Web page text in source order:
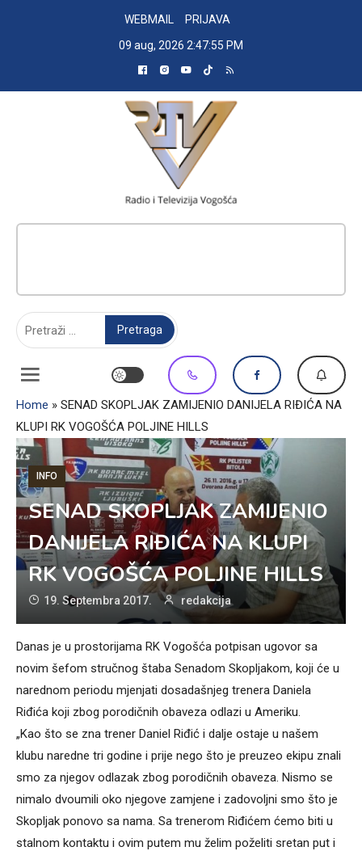
WEBMAIL
PRIJAVA
09 aug, 2026 2:47:56 PM
Home » SENAD SKOPLJAK ZAMIJENIO DANIJELA RIĐIĆA NA
KLUPI RK VOGOŠĆA POLJINE HILLS
INFO
SENAD SKOPLJAK ZAMIJENIO
DANIJELA RIĐIĆA NA KLUPI
RK VOGOŠĆA POLJINE HILLS
19. Septembra 2017. redakcija
Danas je u prostorijama RK Vogošća potpisan ugovor sa
novim šefom stručnog štaba Senadom Skopljakom, koji će u
narednom periodu mjenjati dosadašnjeg trenera Daniela
Riđića koji zbog porodičnih obaveza odlazi u Ameriku.
„Kao što se zna trener Daniel Riđić i dalje ostaje u našem
klubu naredne tri godine i prije nego što je preuzeo ekipu znali
smo za njegov odlazak zbog porodičnih obaveza. Nismo se
nimalo dvoumili oko njegove zamjene i zadovoljni smo što je
Skopljak ponovo sa nama. Sa trenerom Riđićem ćemo biti u
stalnom kontaktu i ovim putem mu želim poželiti sretan put i